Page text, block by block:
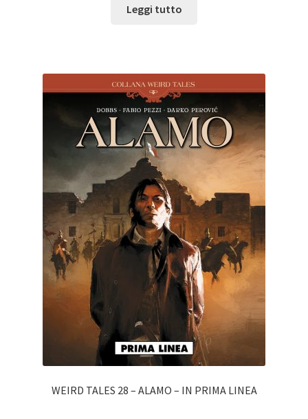
Leggi tutto
WEIRD TALES 28 – ALAMO – IN PRIMA LINEA